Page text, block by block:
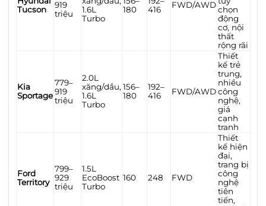
Tucson
919
triệu
1.6L
Turbo
180
416
FWD/AWDchọn
động
cơ, nội
thất
rộng rãi
Kia
Sportage
779–
919
triệu
2.0L
xăng/dầu,
1.6L
Turbo
156–
180
192–
416
FWD/AWD
Thiết
kế trẻ
trung,
nhiều
công
nghệ,
giá
cạnh
tranh
Ford
Territory
799–
929
triệu
1.5L
EcoBoost
Turbo
160 248 FWD
Thiết
kế hiện
đại,
trang bị
công
nghệ
tiên
tiến,